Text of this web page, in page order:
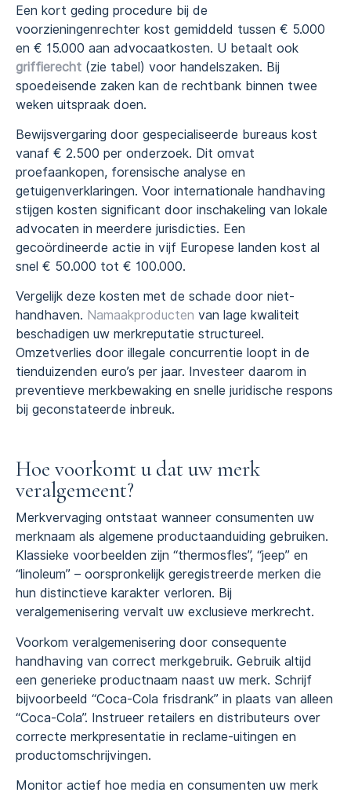
Een kort geding procedure bij de
voorzieningenrechter kost gemiddeld tussen € 5.000
en € 15.000 aan advocaatkosten. U betaalt ook
griffierecht (zie tabel) voor handelszaken. Bij
spoedeisende zaken kan de rechtbank binnen twee
weken uitspraak doen.
Bewijsvergaring door gespecialiseerde bureaus kost
vanaf € 2.500 per onderzoek. Dit omvat
proefaankopen, forensische analyse en
getuigenverklaringen. Voor internationale handhaving
stijgen kosten significant door inschakeling van lokale
advocaten in meerdere jurisdicties. Een
gecoördineerde actie in vijf Europese landen kost al
snel € 50.000 tot € 100.000.
Vergelijk deze kosten met de schade door niet-
handhaven. Namaakproducten van lage kwaliteit
beschadigen uw merkreputatie structureel.
Omzetverlies door illegale concurrentie loopt in de
tienduizenden euro’s per jaar. Investeer daarom in
preventieve merkbewaking en snelle juridische respons
bij geconstateerde inbreuk.
Hoe voorkomt u dat uw merk
veralgemeent?
Merkvervaging ontstaat wanneer consumenten uw
merknaam als algemene productaanduiding gebruiken.
Klassieke voorbeelden zijn “thermosfles”, “jeep” en
“linoleum” – oorspronkelijk geregistreerde merken die
hun distinctieve karakter verloren. Bij
veralgemenisering vervalt uw exclusieve merkrecht.
Voorkom veralgemenisering door consequente
handhaving van correct merkgebruik. Gebruik altijd
een generieke productnaam naast uw merk. Schrijf
bijvoorbeeld “Coca-Cola frisdrank” in plaats van alleen
“Coca-Cola”. Instrueer retailers en distributeurs over
correcte merkpresentatie in reclame-uitingen en
productomschrijvingen.
Monitor actief hoe media en consumenten uw merk